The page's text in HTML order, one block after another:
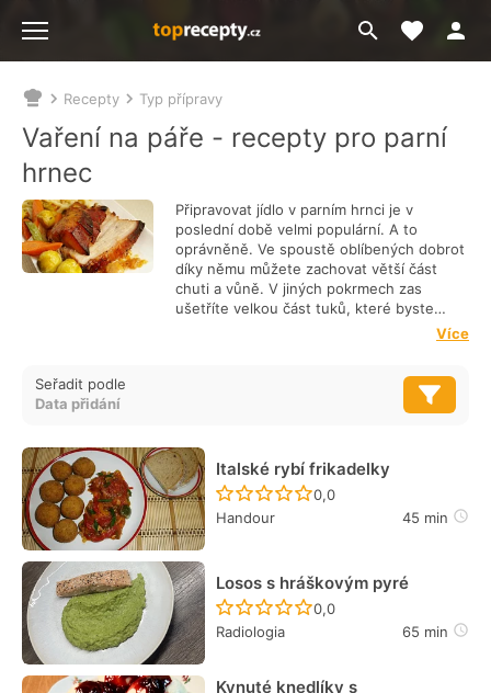
Přejít
na
Moje
Nacházíte
se
zde:
Recepty Typ přípravy
Vaření na páře - recepty pro parní
hrnec
Připravovat jídlo v parním hrnci je v
poslední době velmi populární. A to
oprávněně. Ve spoustě oblíbených dobrot
díky němu můžete zachovat větší část
chuti a vůně. V jiných pokrmech zas
ušetříte velkou část tuků, které byste
dietního. I proto je dušení v páře nejlepším
způsobem přípravy příkrmů pro naše
trhu spoustu. A stejně tak receptů.
Připravovat v nich ale můžete ledasco -
stačí se jen zamyslet, u kterého jídly by
taková variace byla vhodná. Takových je
nicméně opravdu hodně. Tak šťastnou
ruku a dobrou chuť!
Více
Seřadit podle
Italské rybí frikadelky
Recept ještě nebyl
0,0
Handour
45 min
Losos s hráškovým pyré
Recept ještě nebyl
0,0
Radiologia
65 min
Kynuté knedlíky s